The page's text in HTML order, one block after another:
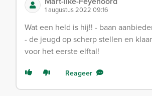
1 augustus 2022 09:16
Wat een held is hij!! - baan
- de jeugd op scherp stellen en
voor het eerste elftal!
Reageer